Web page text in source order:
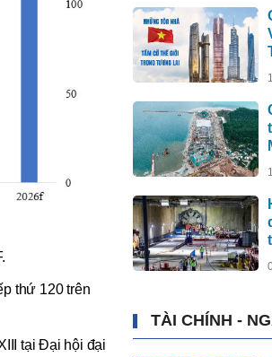
thứ 120 trên
tại Đại hội đại
TÀI CHÍNH -